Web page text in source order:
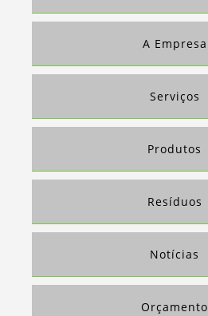
A Empresa
Serviços
Produtos
Resíduos
Notícias
Orçamento